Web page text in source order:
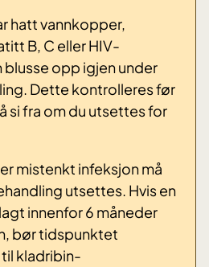
hatt vannkopper,
B, C eller HIV-
blusse opp igjen under
Dette kontrolleres før
si fra om du utsettes for
mistenkt infeksjon må
utsettes. Hvis en
innenfor 6 måneder
bør tidspunktet
kladribin-